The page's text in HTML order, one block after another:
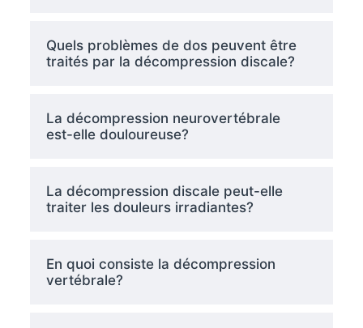
Quels problèmes de dos peuvent être
traités par la décompression discale?
La décompression neurovertébrale
est-elle douloureuse?
La décompression discale peut-elle
traiter les douleurs irradiantes?
En quoi consiste la décompression
vertébrale?